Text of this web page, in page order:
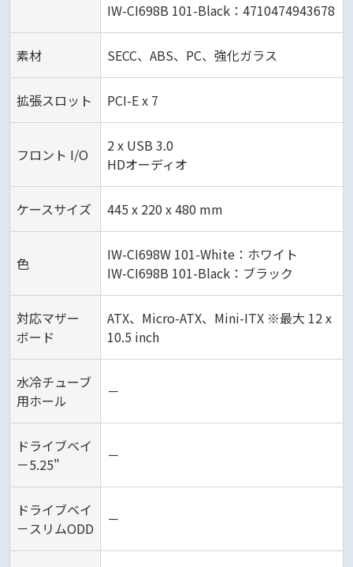
IW-CI698B 101-Black：4710474943678
素材 SECC、ABS、PC、強化ガラス
拡張スロット PCI-E x 7
フロント I/O
2 x USB 3.0
HDオーディオ
ケースサイズ 445 x 220 x 480 mm
色
IW-CI698W 101-White：ホワイト
IW-CI698B 101-Black：ブラック
対応マザー
ボード
ATX、Micro-ATX、Mini-ITX ※最大 12 x
10.5 inch
水冷チューブ
用ホール
－
ドライブベイ
－5.25"
－
ドライブベイ
－スリムODD
－